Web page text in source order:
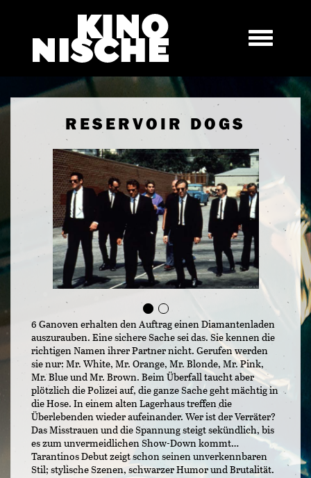
RESERVOIR DOGS
6 Ganoven erhalten den Auftrag einen Diamantenladen
auszurauben. Eine sichere Sache sei das. Sie kennen die
richtigen Namen ihrer Partner nicht. Gerufen werden
sie nur: Mr. White, Mr. Orange, Mr. Blonde, Mr. Pink,
Mr. Blue und Mr. Brown. Beim Überfall taucht aber
plötzlich die Polizei auf, die ganze Sache geht mächtig in
die Hose. In einem alten Lagerhaus treffen die
Überlebenden wieder aufeinander. Wer ist der Verräter?
Das Misstrauen und die Spannung steigt sekündlich, bis
es zum unvermeidlichen Show-Down kommt…
Tarantinos Debut zeigt schon seinen unverkennbaren
Stil; stylische Szenen, schwarzer Humor und Brutalität.